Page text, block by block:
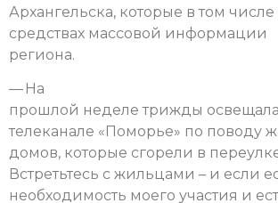
Архангельска, которые в том
средствах массовой информации
региона.
— На
прошлой неделе трижды
телеканале «Поморье» по поводу
домов, которые сгорели в
Встретьтесь с жильцами – и если
необходимость моего участия и